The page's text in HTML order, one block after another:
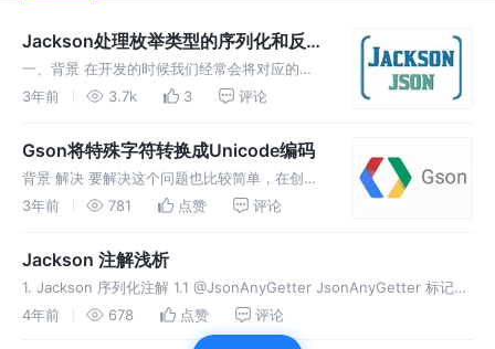
Jackson处理枚举类型的序列化和反序
列化
一、背景 在开发的时候我们经常会将对应的类
型、状态等可枚举的值通过java枚举来管理。
short等基本数据类型来管理，然后在注释上面
加上对应的枚
3年前 3.7k 3 评论
Gson将特殊字符转换成Unicode编码
背景 解决 要解决这个问题也比较简单，在创建
gson对象的时候指定不替换着部分字符就行，
的，陈年老代码不太好改，这里直接替换了一种
json序列化方式解
3年前 781 点赞 评论
Jackson 注解浅析
1. Jackson 序列化注解 1.1 @JsonAnyGetter JsonAnyGetter 标记方
法可以将返回的对象展开。这个注解标记的返回值必须是java.util.Map
4年前 678 点赞 评论